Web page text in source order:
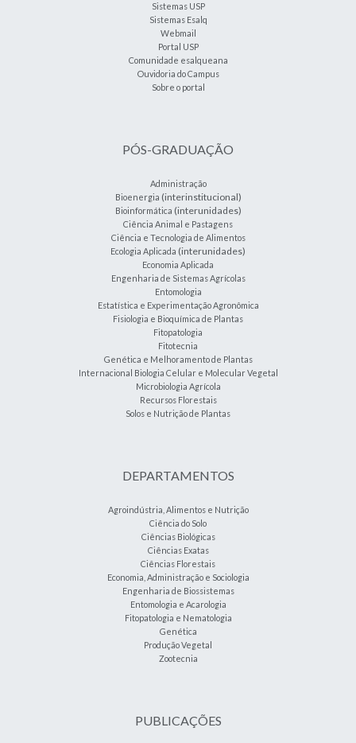
Sistemas USP
Sistemas Esalq
Webmail
Portal USP
Comunidade esalqueana
Ouvidoria do Campus
Sobre o portal
PÓS-GRADUAÇÃO
Administração
Bioenergia (interinstitucional)
Bioinformática (interunidades)
Ciência Animal e Pastagens
Ciência e Tecnologia de Alimentos
Ecologia Aplicada (interunidades)
Economia Aplicada
Engenharia de Sistemas Agrícolas
Entomologia
Estatística e Experimentação Agronômica
Fisiologia e Bioquímica de Plantas
Fitopatologia
Fitotecnia
Genética e Melhoramento de Plantas
Internacional Biologia Celular e Molecular Vegetal
Microbiologia Agrícola
Recursos Florestais
Solos e Nutrição de Plantas
DEPARTAMENTOS
Agroindústria, Alimentos e Nutrição
Ciência do Solo
Ciências Biológicas
Ciências Exatas
Ciências Florestais
Economia, Administração e Sociologia
Engenharia de Biossistemas
Entomologia e Acarologia
Fitopatologia e Nematologia
Genética
Produção Vegetal
Zootecnia
PUBLICAÇÕES